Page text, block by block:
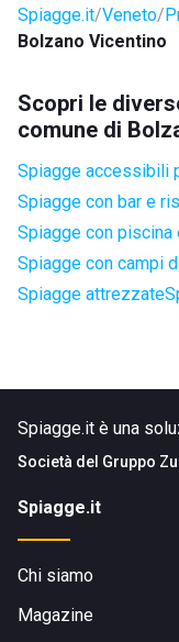
Spiagge.it Veneto
Bolzano Vicentino
Scopri le
comune di
Spiagge accessibili
Spiagge con bar e
Spiagge con piscina
Spiagge con campi
Spiagge attrezzate
Spiagge.it è una
Società del Gruppo
Spiagge.it
Chi siamo
Magazine